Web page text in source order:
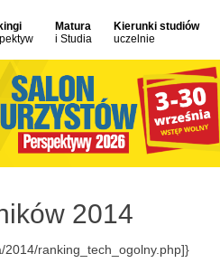
Matura
i Studia
Kierunki studiów
uczelnie
2014
ranking_tech_ogolny.php]}